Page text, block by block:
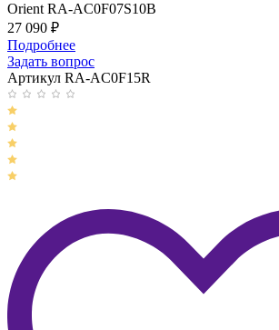
Orient RA-AC0F07S10B
27 090 ₽
Подробнее
Задать вопрос
Артикул RA-AC0F15R